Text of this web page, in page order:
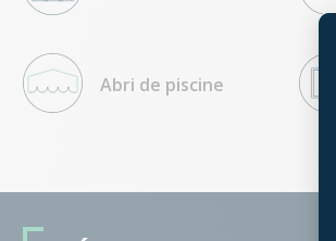
Abri de piscine